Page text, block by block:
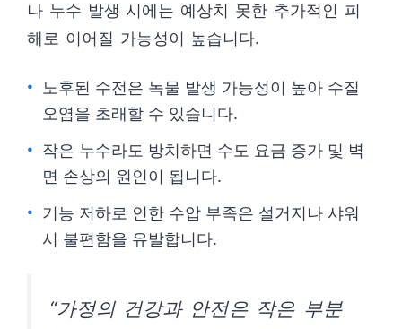
나 누수 발생 시에는 예상치 못한 추가적인 피
해로 이어질 가능성이 높습니다.
노후된 수전은 녹물 발생 가능성이 높아 수질
오염을 초래할 수 있습니다.
작은 누수라도 방치하면 수도 요금 증가 및 벽
면 손상의 원인이 됩니다.
기능 저하로 인한 수압 부족은 설거지나 샤워
시 불편함을 유발합니다.
“가정의 건강과 안전은 작은 부분